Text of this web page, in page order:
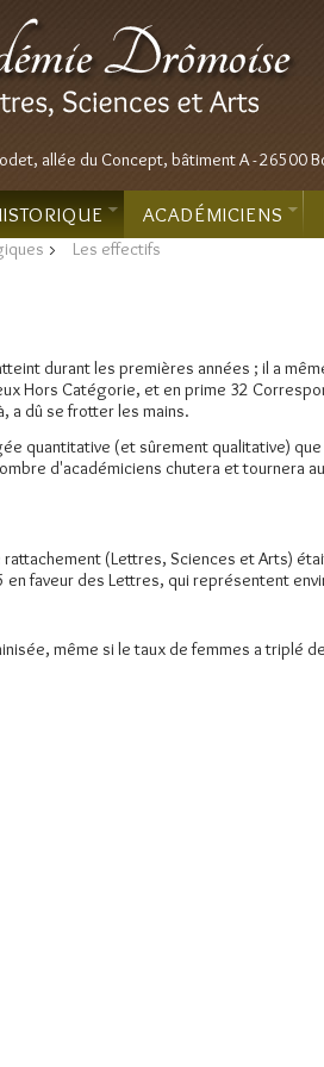
allée du Concept, bâtiment A - 26500
ACADÉMICIENS
> Les effectifs
durant les premières années ; il a
Hors Catégorie, et en prime 32
a dû se frotter les mains.
quantitative (et sûrement qualitative) que
d'académiciens chutera et tournera
(Lettres, Sciences et Arts)
faveur des Lettres, qui représentent
même si le taux de femmes a triplé